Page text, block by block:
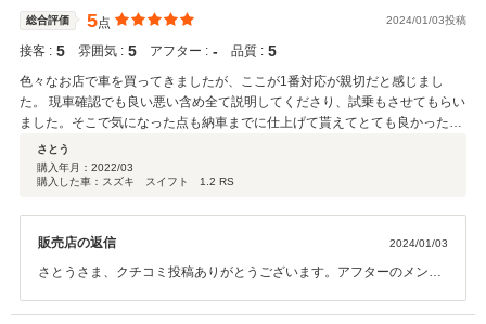
ということは、それだけ多くの方々に必要とされ信頼される仕事をしていら
っしゃるということだと思います。 私は口コミ評価は良い評価も悪い評価も
基本的にしないのですが、竜吟サービス様のように誠実に対応される販売店
れた方の一助になればと思い、今回口コミを投稿することにしました。 とて
も気さくで話しやすい社長さんで、多少遠方ではありますが今後もお付き合
いさせていただけたらと思っています。 これからのカーライフがすごく楽し
みです！この度はありがとうございました^ ^
総合評価 5点 2024/01/03投稿
接客 : 5 雰囲気 : 5 アフター : ‐ 品質 : 5
色々なお店で車を買ってきましたが、ここが1番対応が親切だと感じまし
た。 現車確認でも良い悪い含め全て説明してくださり、試乗もさせてもらい
ました。そこで気になった点も納車までに仕上げて貰えてとても良かったで
す。 アフターはまだお世話になってないので不明ですが、きっと安心でしょ
さとう
購入年月： 2022/03
購入した車：スズキ スイフト 1.2 RS
販売店の返信 2024/01/03
さとうさま、クチコミ投稿ありがとうございます。アフターのメンテ
した。